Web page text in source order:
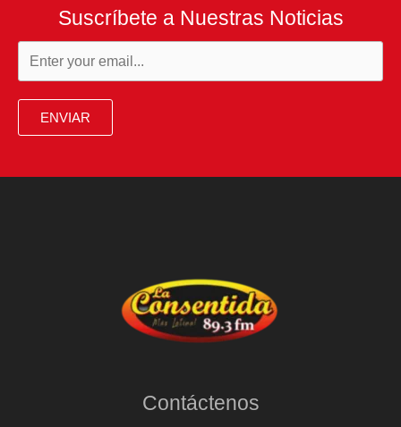
Suscríbete a Nuestras Noticias
ENVIAR
Contáctenos